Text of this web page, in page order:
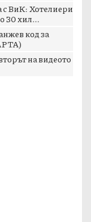
с ВиК: Хотелиери
30 хил...
код за
на видеото